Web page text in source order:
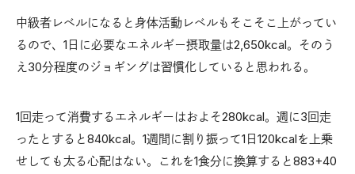
中級者レベルになると身体活動レベルもそこそこ上がってい
るので、1日に必要なエネルギー摂取量は2,650kcal。そのう
え30分程度のジョギングは習慣化していると思われる。
1回走って消費するエネルギーはおよそ280kcal。週に3回走
ったとすると840kcal。1週間に割り振って1日120kcalを上乗
せしても太る心配はない。これを1食分に換算すると883+40